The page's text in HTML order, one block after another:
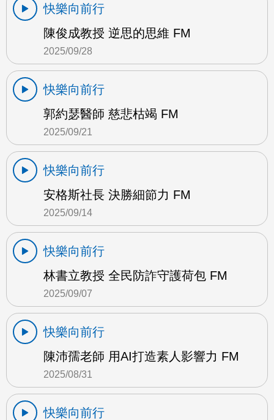
快樂向前行
陳俊成教授 逆思的思維 FM
2025/09/28
快樂向前行
郭約瑟醫師 慈悲枯竭 FM
2025/09/21
快樂向前行
安格斯社長 決勝細節力 FM
2025/09/14
快樂向前行
林書立教授 全民防詐守護荷包 FM
2025/09/07
快樂向前行
陳沛孺老師 用AI打造素人影響力 FM
2025/08/31
快樂向前行